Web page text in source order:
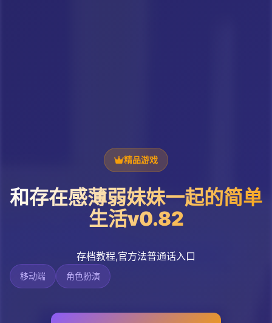
精品游戏
和存在感薄弱妹妹一起的简单
生活v0.82
存档教程,官方法普通话入口
移动端 角色扮演